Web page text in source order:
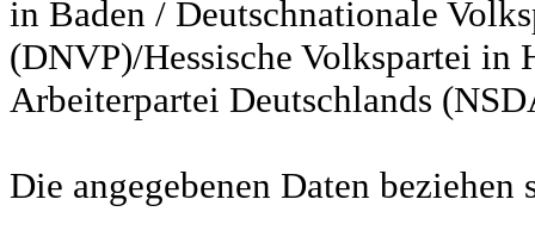
in Baden / Deutschnationale
(DNVP)/Hessische Volkspartei in
Arbeiterpartei Deutschlands
Die angegebenen Daten